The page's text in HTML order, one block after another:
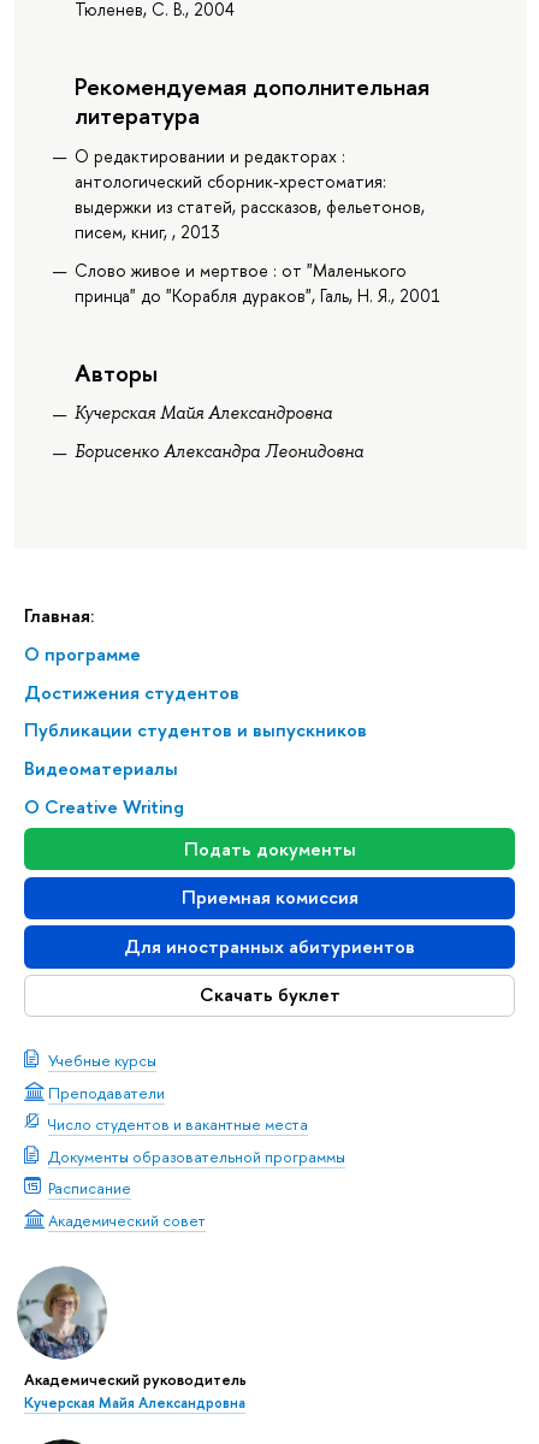
Главная:
О программе
Достижения студентов
Публикации студентов и выпускников
Видеоматериалы
О Creative Writing
Подать документы
Приемная комиссия
Для иностранных абитуриентов
Скачать буклет
Учебные курсы
Преподаватели
Число студентов и вакантные места
Документы образовательной программы
Расписание
Академический совет
Академический руководитель
Кучерская Майя Александровна
Тюленев, С. В., 2004
Рекомендуемая дополнительная
литература
О редактировании и редакторах :
антологический сборник-хрестоматия:
выдержки из статей, рассказов, фельетонов,
писем, книг, , 2013
Слово живое и мертвое : от "Маленького
принца" до "Корабля дураков", Галь, Н. Я., 2001
Авторы
Кучерская Майя Александровна
Борисенко Александра Леонидовна